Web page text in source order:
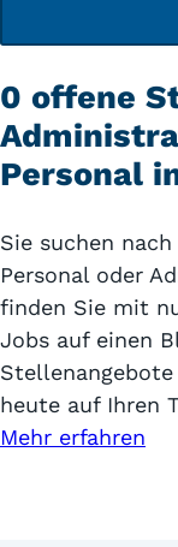
0 offene
Personal
Sie suchen
Personal oder
finden Sie mit
Jobs auf einen
heute auf Ihren
Mehr erfahren